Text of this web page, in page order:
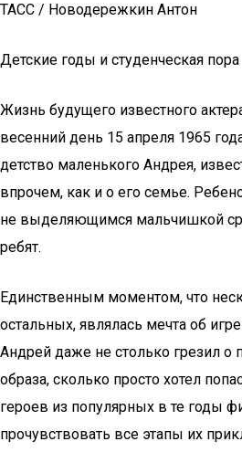
ТАСС / Новодережкин Антон
Детские годы и студенческая пора
Жизнь будущего известного
весенний день 15 апреля 1965
детство маленького Андрея,
впрочем, как и о его семье.
не выделяющимся мальчишкой
ребят.
Единственным моментом, что
остальных, являлась мечта об
Андрей даже не столько грезил о
образа, сколько просто хотел
героев из популярных в те годы
прочувствовать все этапы их